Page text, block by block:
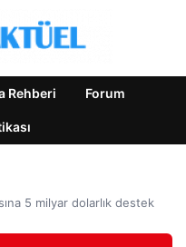
Rehberi Forum
5 milyar dolarlık destek